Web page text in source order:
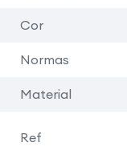
Cor
Normas
Material
Ref